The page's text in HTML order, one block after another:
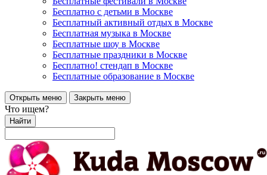
Бесплатно с детьми в Москве
Бесплатный активный отдых в Москве
Бесплатная музыка в Москве
Бесплатные шоу в Москве
Бесплатные праздники в Москве
Бесплатно! стендап в Москве
Бесплатные образование в Москве
Открыть меню Закрыть меню
Что ищем?
Найти